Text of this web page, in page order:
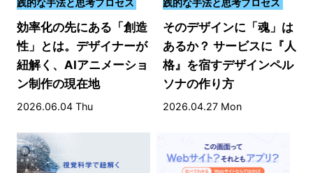
効率化の先にある「創造
性」とは。デザイナーが
紐解く、AIアニメーショ
ン制作の現在地
2026.06.04 Thu
そのデザインに「魂」は
あるか？ サービスに『人
格』を宿すデザインペル
ソナの作り方
2026.04.27 Mon